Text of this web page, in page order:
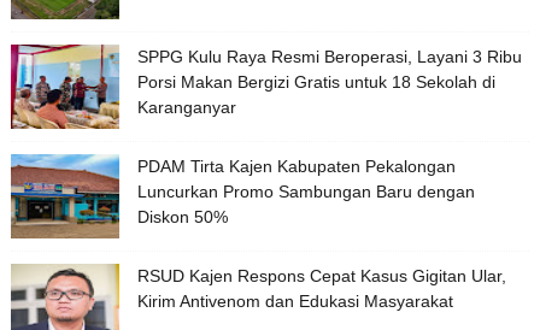
SPPG Kulu Raya Resmi Beroperasi, Layani 3 Ribu
Porsi Makan Bergizi Gratis untuk 18 Sekolah di
Karanganyar
PDAM Tirta Kajen Kabupaten Pekalongan
Luncurkan Promo Sambungan Baru dengan
Diskon 50%
RSUD Kajen Respons Cepat Kasus Gigitan Ular,
Kirim Antivenom dan Edukasi Masyarakat